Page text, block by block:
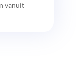
vanuit